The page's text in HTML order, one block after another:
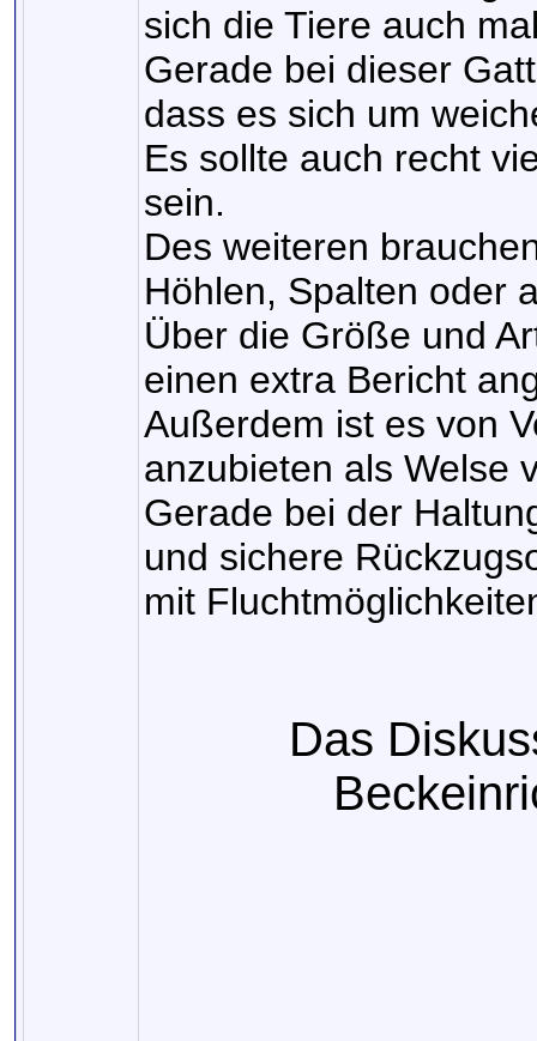
sich die Tiere auch
Gerade bei dieser
dass es sich um
Es sollte auch recht
sein.
Des weiteren
Höhlen, Spalten oder
Über die Größe und
einen extra Bericht
Außerdem ist es von
anzubieten als Welse
Gerade bei der
und sichere
mit
Das